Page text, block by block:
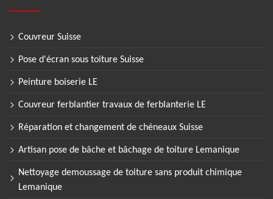
Couvreur Suisse
Pose d'écran sous toiture Suisse
Peinture boiserie LE
Couvreur ferblantier travaux de ferblanterie LE
Réparation et changement de chéneaux Suisse
Artisan pose de bâche et bâchage de toiture Lemanique
Nettoyage demoussage de toiture sans produit chimique
Lemanique